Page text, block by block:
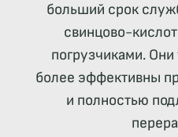
больший срок
свинцово-
погрузчиками.
более эффективны
и полностью